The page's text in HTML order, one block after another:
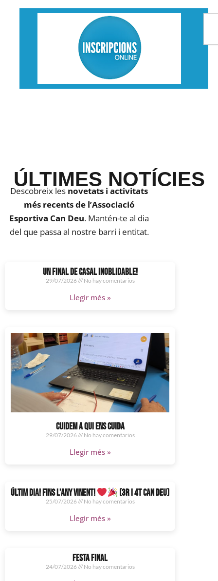
r
ÚLTIMES NOTÍCIES
Descobreix les novetats i activitats
més recents de l’Associació
Esportiva Can Deu. Mantén-te al dia
del que passa al nostre barri i entitat.
UN FINAL DE CASAL INOBLIDABLE!
29/07/2026 No hay comentarios
Llegir més »
CUIDEM A QUI ENS CUIDA
29/07/2026 No hay comentarios
Llegir més »
ÚLTIM DIA! FINS L’ANY VINENT! (3R I 4T CAN DEU)
25/07/2026 No hay comentarios
Llegir més »
FESTA FINAL
24/07/2026 No hay comentarios